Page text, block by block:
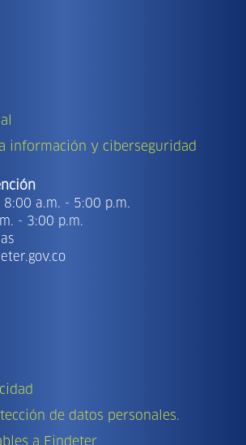
información y ciberseguridad
8:00 a.m. - 5:00 p.m.
- 3:00 p.m.
de datos personales.
a Findeter